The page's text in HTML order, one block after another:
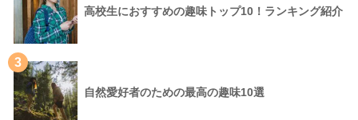
高校生におすすめの趣味トップ10！ランキング紹介
3
自然愛好者のための最高の趣味10選